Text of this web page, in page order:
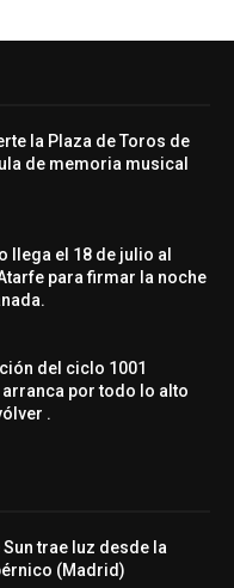
la Plaza de Toros de
de memoria musical
llega el 18 de julio al
para firmar la noche
del ciclo 1001
arranca por todo lo alto
.
trae luz desde la
(Madrid)